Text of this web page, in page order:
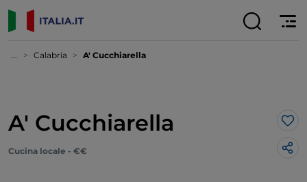
... Calabria A' Cucchiarella
A' Cucchiarella
Cucina locale - €€